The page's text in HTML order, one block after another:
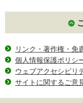
リンク・著作権・免
個人情報保護ポリシ
ウェブアクセシビリ
サイトに関するご意